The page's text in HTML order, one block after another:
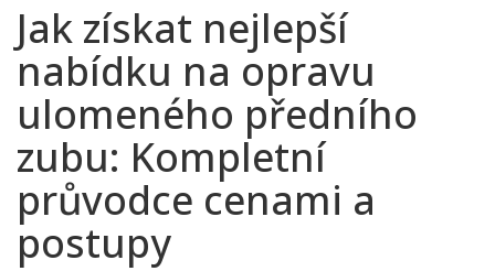
Jak získat nejlepší
nabídku na opravu
ulomeného předního
zubu: Kompletní
průvodce cenami a
postupy